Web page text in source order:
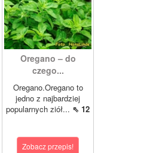
Oregano – do
czego...
Oregano.Oregano to
jedno z najbardziej
popularnych ziół... ⇖ 12
Zobacz przepis!